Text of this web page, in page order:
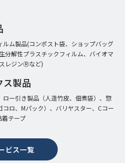
ルム製品(コンポスト袋、ショップバッグ
分解性プラスチックフィルム、バイオマ
レジンⓇなど)
ス製品
ロー引き製品（人造竹皮、佃煮袋）、惣
コロ、Mパック）、バリヤスター、Cコー
着テープ
ビス一覧